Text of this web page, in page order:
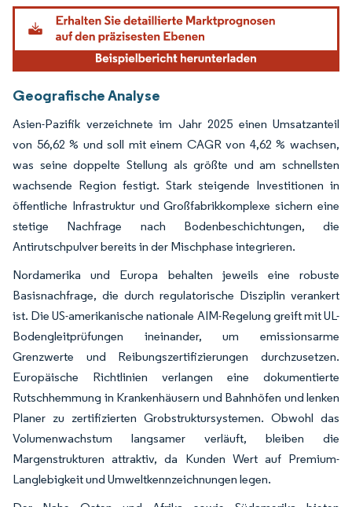
Geografische Analyse
Asien-Pazifik verzeichnete im Jahr 2025 einen Umsatzanteil
von 56,62 % und soll mit einem CAGR von 4,62 % wachsen,
was seine doppelte Stellung als größte und am schnellsten
wachsende Region festigt. Stark steigende Investitionen in
öffentliche Infrastruktur und Großfabrikkomplexe sichern eine
stetige Nachfrage nach Bodenbeschichtungen, die
Antirutschpulver bereits in der Mischphase integrieren.
Nordamerika und Europa behalten jeweils eine robuste
Basisnachfrage, die durch regulatorische Disziplin verankert
ist. Die US-amerikanische nationale AIM-Regelung greift mit UL-
Bodengleitprüfungen ineinander, um emissionsarme
Grenzwerte und Reibungszertifizierungen durchzusetzen.
Europäische Richtlinien verlangen eine dokumentierte
Rutschhemmung in Krankenhäusern und Bahnhöfen und lenken
Planer zu zertifizierten Grobstruktursystemen. Obwohl das
Volumenwachstum langsamer verläuft, bleiben die
Margenstrukturen attraktiv, da Kunden Wert auf Premium-
Langlebigkeit und Umweltkennzeichnungen legen.